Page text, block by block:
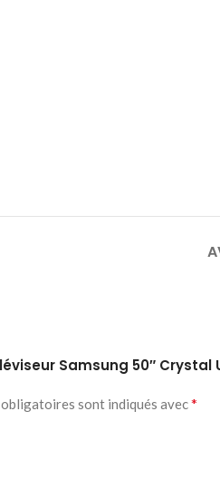
Samsung 50″ Crystal
obligatoires sont indiqués avec*